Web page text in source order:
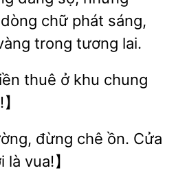
dòng chữ phát sáng,
trong tương lai.
thuê ở khu
đừng chê ồn. Cửa
vua!】